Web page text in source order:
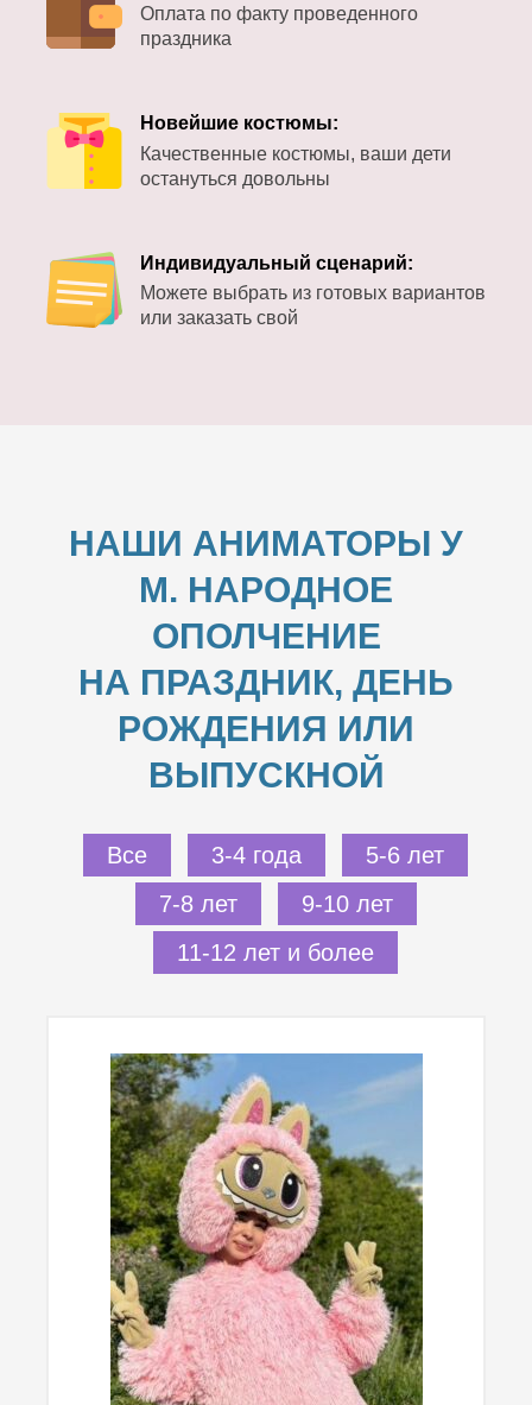
Оплата по факту проведенного
праздника
Новейшие костюмы:
Качественные костюмы, ваши дети
остануться довольны
Индивидуальный сценарий:
Можете выбрать из готовых вариантов
или заказать свой
НАШИ АНИМАТОРЫ У
М. НАРОДНОЕ
ОПОЛЧЕНИЕ
НА ПРАЗДНИК, ДЕНЬ
РОЖДЕНИЯ ИЛИ
ВЫПУСКНОЙ
Все 3-4 года
5-6 лет
7-8 лет
9-10 лет
11-12 лет и более